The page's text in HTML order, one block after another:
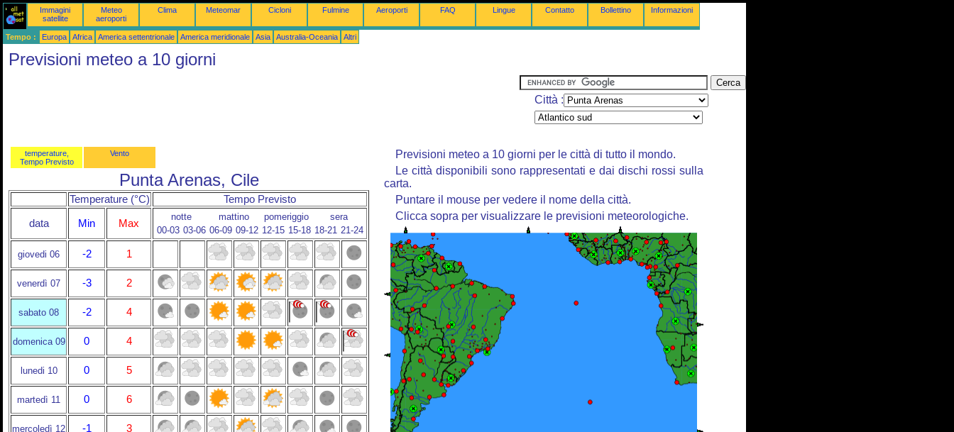
Immagini
satellite
Meteo
aeroporti
Clima Meteomar Cicloni Fulmine Aeroporti FAQ Lingue Contatto Bollettino Informazioni
Tempo : Europa Africa America settentrionale America meridionale Asia Australia-Oceania Altri
Previsioni meteo a 10 giorni
Città :
temperature,
Tempo Previsto
Vento
Punta Arenas, Cile
Temperature (°C) Tempo Previsto
data Min Max
notte mattino pomeriggio
sera
00-03 03-06 06-09 09-12 12-15 15-18 18-21 21-24
giovedi 06 -2 1
venerdì 07 -3 2
sabato 08 -2 4
domenica 09 0 4
lunedi 10 0 5
martedì 11 0 6
mercoledì 12 -1 3
Previsioni meteo a 10 giorni per le città di tutto il mondo.
Le città disponibili sono rappresentati e dai dischi rossi sulla
carta.
Puntare il mouse per vedere il nome della città.
Clicca sopra per visualizzare le previsioni meteorologiche.